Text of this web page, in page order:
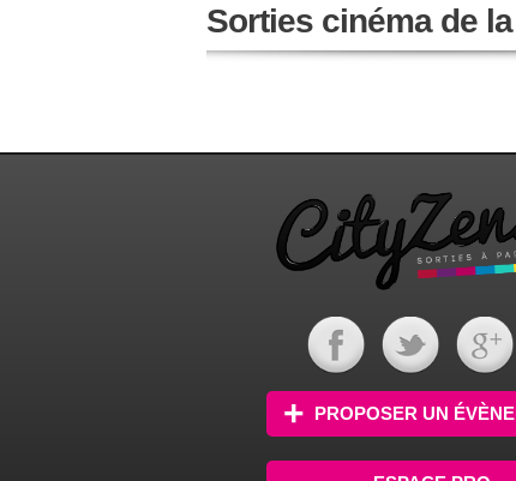
Sorties cinéma de
PROPOSER UN